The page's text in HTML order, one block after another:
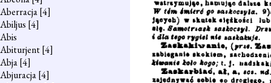
Aberracja[4]
Abiljus [4]
Abis
Abiturjent[4]
Abja[4]
Abjuracja[4]